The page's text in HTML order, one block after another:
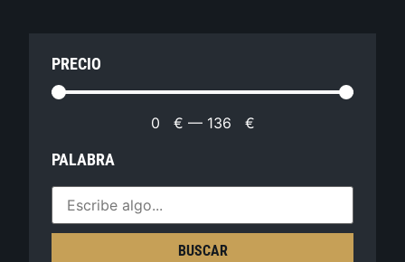
PRECIO
0 € — 136 €
PALABRA
BUSCAR